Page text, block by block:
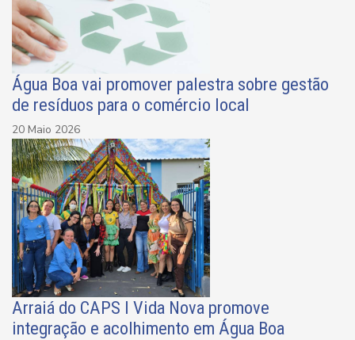
Água Boa vai promover palestra sobre gestão
de resíduos para o comércio local
20 Maio 2026
Arraiá do CAPS I Vida Nova promove
integração e acolhimento em Água Boa